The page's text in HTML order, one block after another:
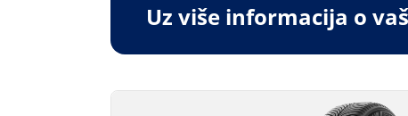
Uz više informacija o